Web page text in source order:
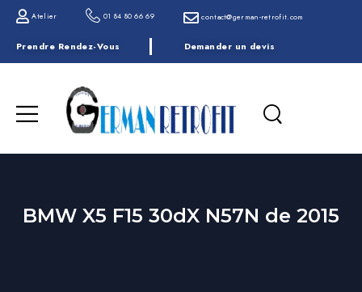
Atelier 01 84 80 66 69 contact@german-retrofit.com
Prendre Rendez-Vous Demander un devis
BMW X5 F15 30dX N57N de 2015